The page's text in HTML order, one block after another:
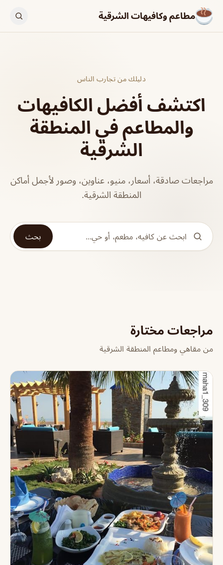
مطاعم وكافيهات الشرقية
دليلك من تجارب الناس
اكتشف أفضل الكافيهات
والمطاعم في المنطقة
الشرقية
مراجعات صادقة، أسعار، منيو، عناوين، وصور لأجمل أماكن
المنطقة الشرقية.
بحث
مراجعات مختارة
من مقاهي ومطاعم المنطقة الشرقية